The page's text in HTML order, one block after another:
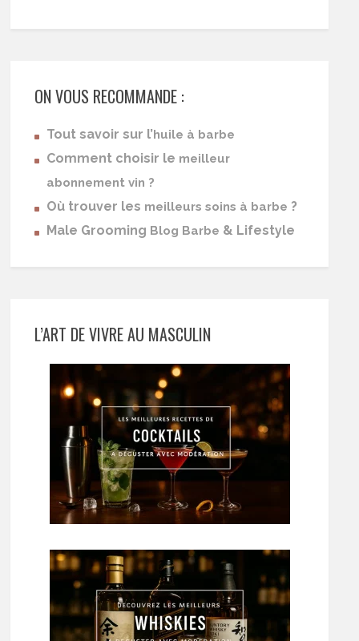
ON VOUS RECOMMANDE :
Tout savoir sur l’huile à barbe
Comment choisir le meilleur
abonnement vin ?
Où trouver les meilleurs soins à barbe ?
Male Grooming Blog Barbe & Lifestyle
L’ART DE VIVRE AU MASCULIN